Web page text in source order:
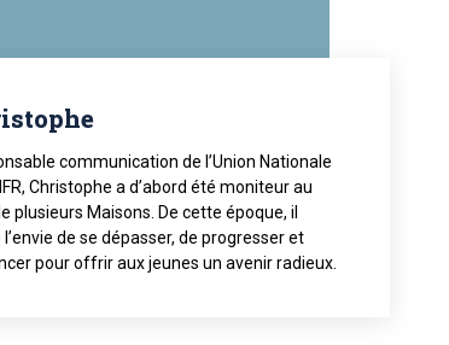
communication de l’Union Nationale
Christophe a d’abord été moniteur au
plusieurs Maisons. De cette époque, il
de se dépasser, de progresser et
pour offrir aux jeunes un avenir radieux.